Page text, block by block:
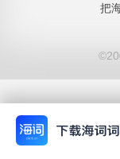
把